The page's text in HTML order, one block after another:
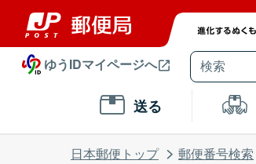
ゆうIDマイページへ
送る
日本郵便トップ 郵便番号検索